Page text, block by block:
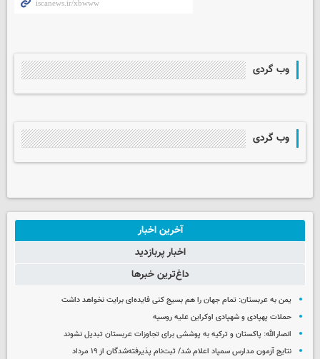
وب گردی
وب گردی
آخرین اخبار
اخبار پربازدید
داغ‌ترین خبرها
یمن به عربستان: تمام جهان را هم بسیج کنی فایده‌ای برایت نخواهد داشت
حملات پهپادی و شهپادی اوکراین علیه روسیه
انصارالله: پاکستان و ترکیه به پوششی برای تجاوزات عربستان تبدیل نشوند
نتایج آزمون مدارس سمپاد اعلام شد/ ثبت‌نام پذیرفته‌شدگان از ۱۹ مرداد